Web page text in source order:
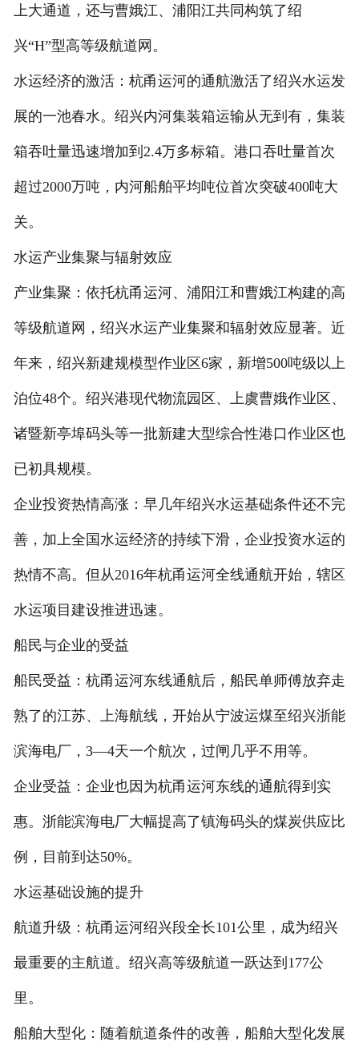
上大通道，还与曹娥江、浦阳江共同构筑了绍
兴“H”型高等级航道网。
水运经济的激活：杭甬运河的通航激活了绍兴水运发
展的一池春水。绍兴内河集装箱运输从无到有，集装
箱吞吐量迅速增加到2.4万多标箱。港口吞吐量首次
超过2000万吨，内河船舶平均吨位首次突破400吨大
关。
水运产业集聚与辐射效应
产业集聚：依托杭甬运河、浦阳江和曹娥江构建的高
等级航道网，绍兴水运产业集聚和辐射效应显著。近
年来，绍兴新建规模型作业区6家，新增500吨级以上
泊位48个。绍兴港现代物流园区、上虞曹娥作业区、
诸暨新亭埠码头等一批新建大型综合性港口作业区也
已初具规模。
企业投资热情高涨：早几年绍兴水运基础条件还不完
善，加上全国水运经济的持续下滑，企业投资水运的
热情不高。但从2016年杭甬运河全线通航开始，辖区
水运项目建设推进迅速。
船民与企业的受益
船民受益：杭甬运河东线通航后，船民单师傅放弃走
熟了的江苏、上海航线，开始从宁波运煤至绍兴浙能
滨海电厂，3—4天一个航次，过闸几乎不用等。
企业受益：企业也因为杭甬运河东线的通航得到实
惠。浙能滨海电厂大幅提高了镇海码头的煤炭供应比
例，目前到达50%。
水运基础设施的提升
航道升级：杭甬运河绍兴段全长101公里，成为绍兴
最重要的主航道。绍兴高等级航道一跃达到177公
里。
船舶大型化：随着航道条件的改善，船舶大型化发展